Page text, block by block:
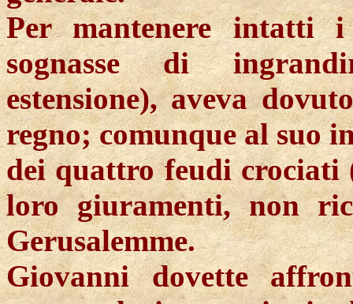
Per mantenere intatti i
sognasse di
estensione), aveva
regno; comunque al suo
dei quattro feudi
loro giuramenti, non
Gerusalemme.
Giovanni dovette